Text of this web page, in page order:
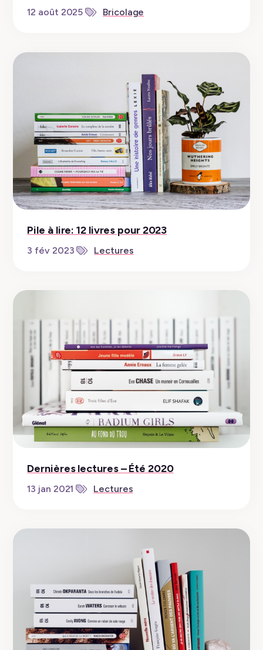
12 août 2025 Bricolage
Pile à lire: 12 livres pour 2023
3 fév 2023 Lectures
Dernières lectures – Été 2020
13 jan 2021 Lectures